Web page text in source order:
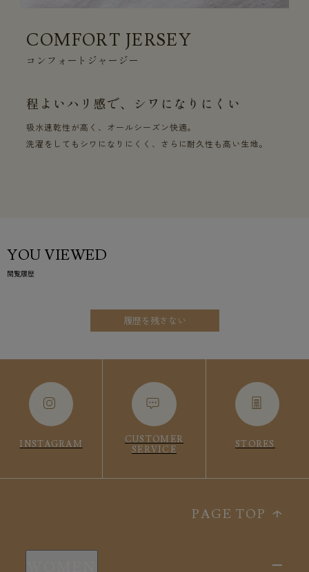
COMFORT JERSEY
コンフォートジャージー
程よいハリ感で、シワになりにくい
吸水速乾性が高く、オールシーズン快適。
洗濯をしてもシワになりにくく、さらに耐久性も高い生地。
YOU VIEWED
閲覧履歴
履歴を残さない
INSTAGRAM
CUSTOMER
SERVICE
STORES
PAGE TOP